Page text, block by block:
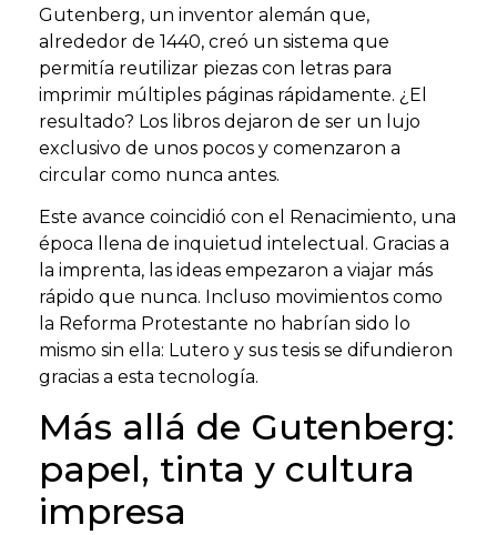
Gutenberg, un inventor alemán que,
alrededor de 1440, creó un sistema que
permitía reutilizar piezas con letras para
imprimir múltiples páginas rápidamente. ¿El
resultado? Los libros dejaron de ser un lujo
exclusivo de unos pocos y comenzaron a
circular como nunca antes.
Este avance coincidió con el Renacimiento, una
época llena de inquietud intelectual. Gracias a
la imprenta, las ideas empezaron a viajar más
rápido que nunca. Incluso movimientos como
la Reforma Protestante no habrían sido lo
mismo sin ella: Lutero y sus tesis se difundieron
gracias a esta tecnología.
Más allá de Gutenberg:
papel, tinta y cultura
impresa